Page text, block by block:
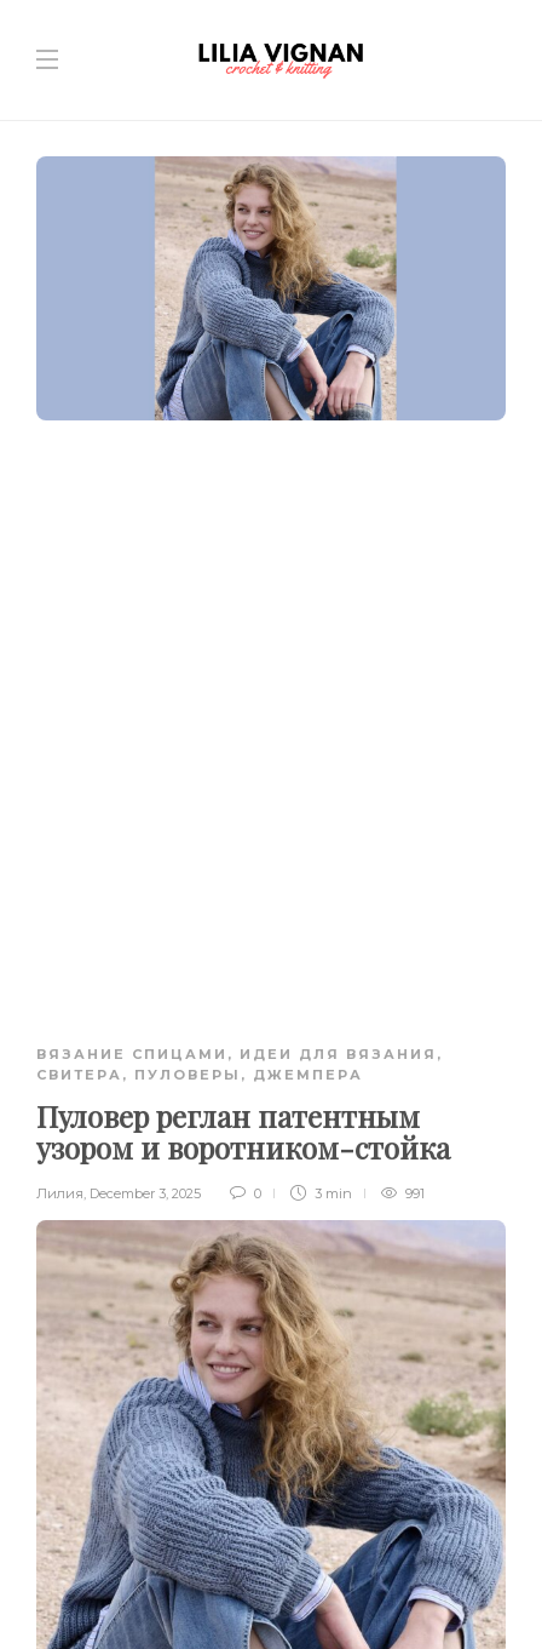
ВЯЗАНИЕ СПИЦАМИ , ИДЕИ ДЛЯ ВЯЗАНИЯ ,
СВИТЕРА, ПУЛОВЕРЫ, ДЖЕМПЕРА
Пуловер реглан патентным
узором и воротником-стойка
Лилия, December 3, 2025 0 3 min 991